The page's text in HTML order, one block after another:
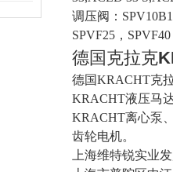
调压阀：
SPVF25，
德国克拉克
德国KRACHT克
KRACHT液压马
KRACHT离心泵
齿轮电机。
上海维特锐实业